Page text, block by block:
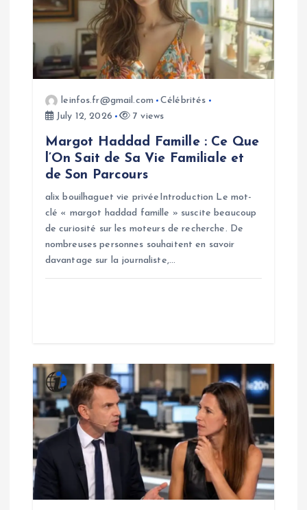
t
o
leinfos.fr@gmail.com
Célébrités
July 12, 2026
7 views
Margot Haddad Famille : Ce Que
l’On Sait de Sa Vie Familiale et
de Son Parcours
alix bouilhaguet vie privéeIntroduction Le mot-
clé « margot haddad famille » suscite beaucoup
de curiosité sur les moteurs de recherche. De
nombreuses personnes souhaitent en savoir
davantage sur la journaliste,…